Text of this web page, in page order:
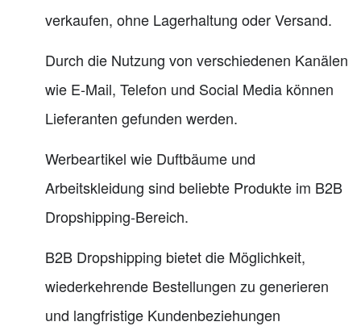
verkaufen, ohne Lagerhaltung oder Versand.
Durch die Nutzung von verschiedenen Kanälen
wie E-Mail, Telefon und Social Media können
Lieferanten gefunden werden.
Werbeartikel wie Duftbäume und
Arbeitskleidung sind beliebte Produkte im B2B
Dropshipping-Bereich.
B2B Dropshipping bietet die Möglichkeit,
wiederkehrende Bestellungen zu generieren
und langfristige Kundenbeziehungen